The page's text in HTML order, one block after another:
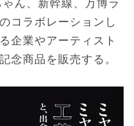
コラボレーションし
企業やアーティスト
念商品を販売する。